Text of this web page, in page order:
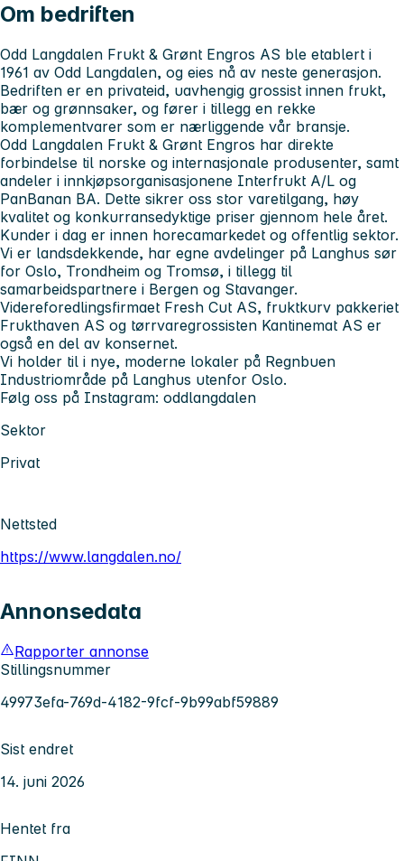
Om bedriften
Odd Langdalen Frukt & Grønt Engros AS ble etablert i
1961 av Odd Langdalen, og eies nå av neste generasjon.
Bedriften er en privateid, uavhengig grossist innen frukt,
bær og grønnsaker, og fører i tillegg en rekke
komplementvarer som er nærliggende vår bransje.
Odd Langdalen Frukt & Grønt Engros har direkte
forbindelse til norske og internasjonale produsenter, samt
andeler i innkjøpsorganisasjonene Interfrukt A/L og
PanBanan BA. Dette sikrer oss stor varetilgang, høy
kvalitet og konkurransedyktige priser gjennom hele året.
Kunder i dag er innen horecamarkedet og offentlig sektor.
Vi er landsdekkende, har egne avdelinger på Langhus sør
for Oslo, Trondheim og Tromsø, i tillegg til
samarbeidspartnere i Bergen og Stavanger.
Videreforedlingsfirmaet Fresh Cut AS, fruktkurv pakkeriet
Frukthaven AS og tørrvaregrossisten Kantinemat AS er
også en del av konsernet.
Vi holder til i nye, moderne lokaler på Regnbuen
Industriområde på Langhus utenfor Oslo.
Følg oss på Instagram: oddlangdalen
Sektor
Privat
Nettsted
https://www.langdalen.no/
Annonsedata
Rapporter annonse
Stillingsnummer
49973efa-769d-4182-9fcf-9b99abf59889
Sist endret
14. juni 2026
Hentet fra